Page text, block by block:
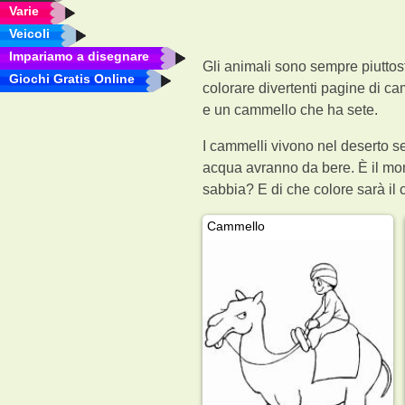
Varie
Veicoli
Impariamo a disegnare
Giochi Gratis Online
Gli animali sono sempre
colorare divertenti pagine di
e un cammello che ha sete.
I cammelli vivono nel deserto
acqua avranno da bere. È il
sabbia? E di che colore sarà il
Cammello